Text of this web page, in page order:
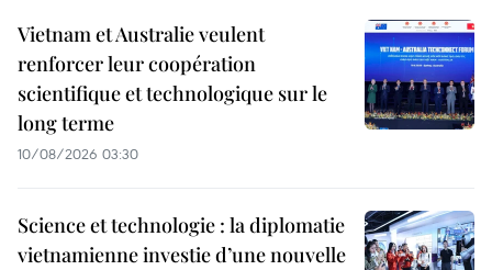
Vietnam et Australie veulent
renforcer leur coopération
scientifique et technologique sur le
long terme
10/08/2026 03:30
Science et technologie : la diplomatie
vietnamienne investie d’une nouvelle